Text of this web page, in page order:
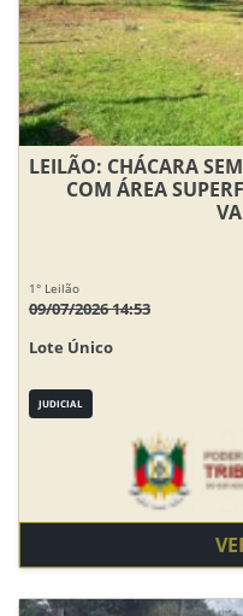
LEILÃO: CHÁCARA
COM ÁREA
1° Leilão
09/07/2026 14:53
Lote Único
JUDICIAL